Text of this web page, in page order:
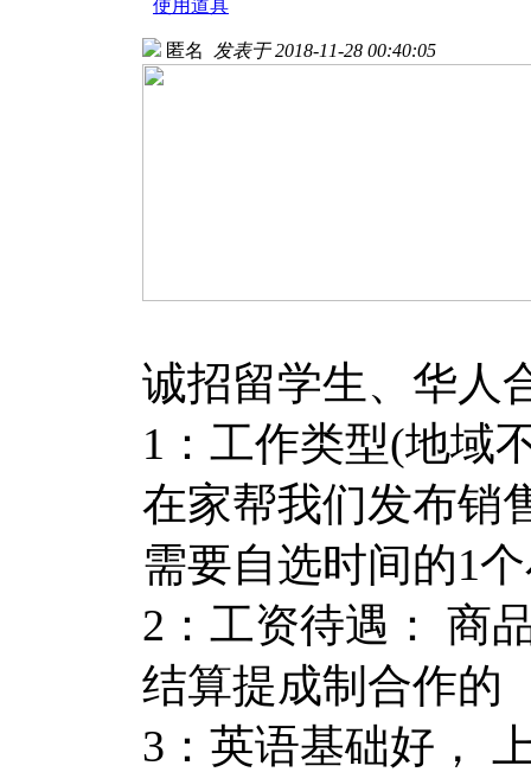
使用道具
匿名 发表于 2018-11-28 00:40:05
诚招留学生、华人
1：工作类型(地域
在家帮我们发布销
需要自选时间的1
2：工资待遇： 商
结算提成制合作的
3：英语基础好，